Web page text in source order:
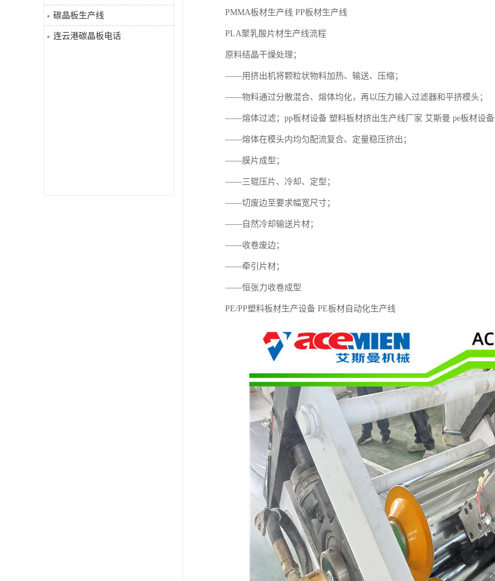
碳晶板生产线
连云港碳晶板电话
PMMA板材生产线 PP板材生产线
PLA聚乳酸片材生产线流程
原料结晶干燥处理；
——用挤出机将颗粒状物料加热、输送、压缩；
——物料通过分散混合、熔体均化，再以压力输入过滤器和平挤模头；
——熔体过滤；pp板材设备 塑料板材挤出生产线厂家 艾斯曼 pe板材设备
——熔体在模头内均匀配流复合、定量稳压挤出；
——膜片成型；
——三辊压片、冷却、定型；
——切废边至要求幅宽尺寸；
——自然冷却输送片材；
——收卷废边；
——牵引片材；
——恒张力收卷成型
PE/PP塑料板材生产设备 PE板材自动化生产线